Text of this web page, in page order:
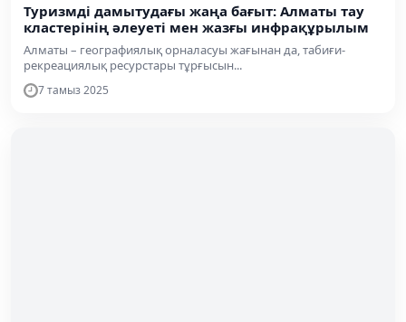
Туризмді дамытудағы жаңа бағыт: Алматы тау
кластерінің әлеуеті мен жазғы инфрақұрылым
Алматы – географиялық орналасуы жағынан да, табиғи-
рекреациялық ресурстары тұрғысын...
7 тамыз 2025